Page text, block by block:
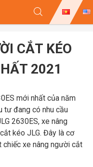
CẮT KÉO
2021
mới nhất của năm
tư đang có nhu cầu
2630ES, xe nâng
kéo JLG. Đây là cơ
xe nâng người cắt